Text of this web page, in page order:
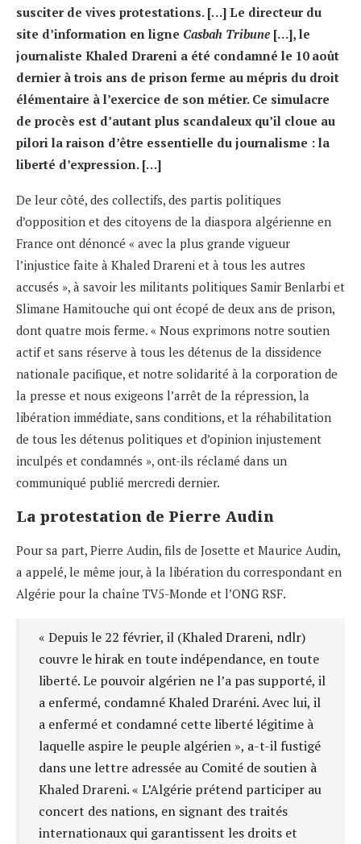
susciter de vives protestations. […] Le directeur du
site d’information en ligne Casbah Tribune […], le
journaliste Khaled Drareni a été condamné le 10 août
dernier à trois ans de prison ferme au mépris du droit
élémentaire à l’exercice de son métier. Ce simulacre
de procès est d’autant plus scandaleux qu’il cloue au
pilori la raison d’être essentielle du journalisme : la
liberté d’expression. […]
De leur côté, des collectifs, des partis politiques
d’opposition et des citoyens de la diaspora algérienne en
France ont dénoncé « avec la plus grande vigueur
l’injustice faite à Khaled Drareni et à tous les autres
accusés », à savoir les militants politiques Samir Benlarbi et
Slimane Hamitouche qui ont écopé de deux ans de prison,
dont quatre mois ferme. « Nous exprimons notre soutien
actif et sans réserve à tous les détenus de la dissidence
nationale pacifique, et notre solidarité à la corporation de
la presse et nous exigeons l’arrêt de la répression, la
libération immédiate, sans conditions, et la réhabilitation
de tous les détenus politiques et d’opinion injustement
inculpés et condamnés », ont-ils réclamé dans un
communiqué publié mercredi dernier.
La protestation de Pierre Audin
Pour sa part, Pierre Audin, fils de Josette et Maurice Audin,
a appelé, le même jour, à la libération du correspondant en
Algérie pour la chaîne TV5-Monde et l’ONG RSF.
« Depuis le 22 février, il (Khaled Drareni, ndlr)
couvre le hirak en toute indépendance, en toute
liberté. Le pouvoir algérien ne l’a pas supporté, il
a enfermé, condamné Khaled Draréni. Avec lui, il
a enfermé et condamné cette liberté légitime à
laquelle aspire le peuple algérien », a-t-il fustigé
dans une lettre adressée au Comité de soutien à
Khaled Drareni. « L’Algérie prétend participer au
concert des nations, en signant des traités
internationaux qui garantissent les droits et